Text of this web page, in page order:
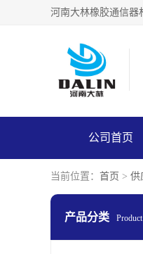
公司首页
当前位置： 首页 > 供
产品分类 Product